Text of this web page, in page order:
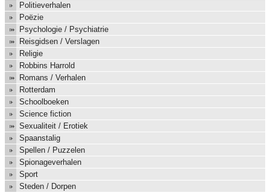
Politieverhalen
Poëzie
Psychologie / Psychiatrie
Reisgidsen / Verslagen
Religie
Robbins Harrold
Romans / Verhalen
Rotterdam
Schoolboeken
Science fiction
Sexualiteit / Erotiek
Spaanstalig
Spellen / Puzzelen
Spionageverhalen
Sport
Steden / Dorpen